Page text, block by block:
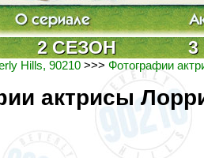
2 СЕЗОН 3
Hills, 90210 >>> Фотографии
актрисы